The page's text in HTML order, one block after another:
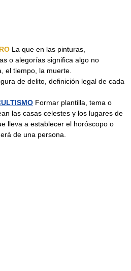
La que en las pinturas,
o alegorías significa algo no
el tiempo, la muerte.
de delito, definición legal de cada
Formar plantilla, tema o
las casas celestes y los lugares de
lleva a establecer el horóscopo o
de una persona.